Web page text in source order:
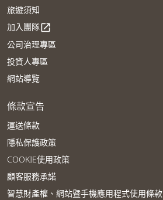
旅遊須知
加入團隊open_in_new
公司治理專區
投資人專區
網站導覽
條款宣告
運送條款
隱私保護政策
COOKIE使用政策
顧客服務承諾
智慧財產權、網站暨手機應用程式使用條款